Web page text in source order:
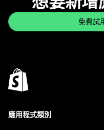
免費試
應用程式類別